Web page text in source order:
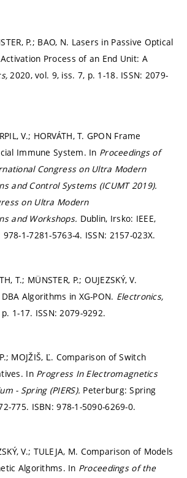
P.; BAO, N. Lasers in Passive Optical
Process of an End Unit: A
2020, vol. 9, iss. 7, p. 1-18. ISSN: 2079-
V.; HORVÁTH, T. GPON Frame
Immune System. In Proceedings of
Congress on Ultra Modern
and Control Systems (ICUMT 2019).
on Ultra Modern
and Workshops. Dublin, Irsko: IEEE,
978-1-7281-5763-4. ISSN: 2157-023X.
T.; MÜNSTER, P.; OUJEZSKÝ, V.
Algorithms in XG-PON. Electronics,
p. 1-17. ISSN: 2079-9292.
P.; MOJŽIŠ, Ľ. Comparison of Switch
In Progress In Electromagnetics
- Spring (PIERS). Peterburg: Spring
775. ISBN: 978-1-5090-6269-0.
V.; TULEJA, M. Comparison of Models
Algorithms. In Proceedings of the